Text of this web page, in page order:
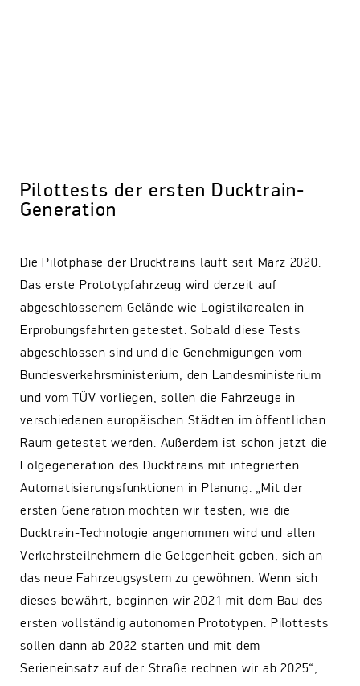
Pilottests der ersten Ducktrain-
Generation
Die Pilotphase der Drucktrains läuft seit März 2020.
Das erste Prototypfahrzeug wird derzeit auf
abgeschlossenem Gelände wie Logistikarealen in
Erprobungsfahrten getestet. Sobald diese Tests
abgeschlossen sind und die Genehmigungen vom
Bundesverkehrsministerium, den Landesministerium
und vom TÜV vorliegen, sollen die Fahrzeuge in
verschiedenen europäischen Städten im öffentlichen
Raum getestet werden. Außerdem ist schon jetzt die
Folgegeneration des Ducktrains mit integrierten
Automatisierungsfunktionen in Planung. „Mit der
ersten Generation möchten wir testen, wie die
Ducktrain-Technologie angenommen wird und allen
Verkehrsteilnehmern die Gelegenheit geben, sich an
das neue Fahrzeugsystem zu gewöhnen. Wenn sich
dieses bewährt, beginnen wir 2021 mit dem Bau des
ersten vollständig autonomen Prototypen. Pilottests
sollen dann ab 2022 starten und mit dem
Serieneinsatz auf der Straße rechnen wir ab 2025“,